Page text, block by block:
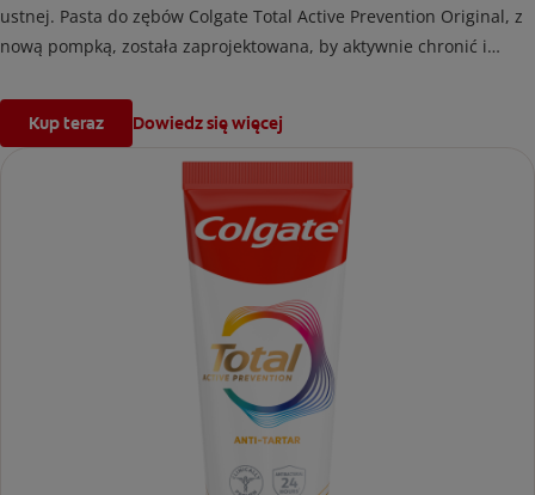
ustnej. Pasta do zębów Colgate Total Active Prevention Original, z
nową pompką, została zaprojektowana, by aktywnie chronić i
zanim wystąpią. Zapewnia udowodnioną klinicznie 24-godzinną
ochronę antybakteryjną¹ i unikalny² system, który stabilizuje
aktywny składnik, zaprojektowany z myślą o wyższej⁴ skuteczności.
Czyli dokładnie to, czego potrzebujesz, aby chronić swój uśmiech.
Opatentowana² technologia prewencyjna w paście do zębów
Colgate Total Active Prevention Original nie tylko czyści, ale też
pomaga w 8 problemach jamy ustnej:
6. Przebarwienia powierzchniowe
Kup teraz Dowiedz się więcej